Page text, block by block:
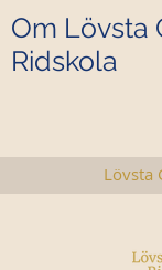
Om Lövsta
Ridskola
Lövsta